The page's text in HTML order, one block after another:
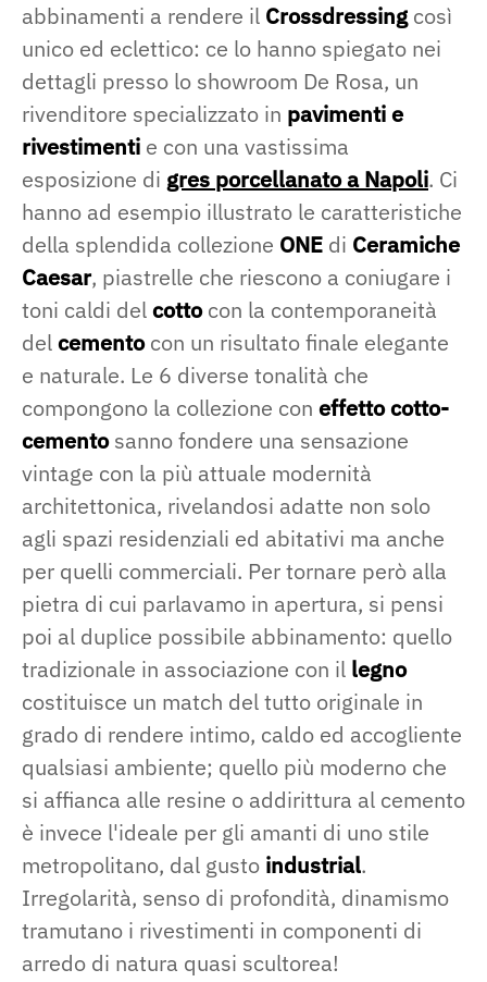
abbinamenti a rendere il Crossdressingcosì
unico ed eclettico: ce lo hanno spiegato nei
dettagli presso lo showroom De Rosa, un
rivenditore specializzato in pavimenti e
rivestimenti e con una vastissima
esposizione di gres porcellanato a Napoli. Ci
hanno ad esempio illustrato le caratteristiche
della splendida collezione ONE di Ceramiche
Caesar, piastrelle che riescono a coniugare i
toni caldi delcottocon la contemporaneità
delcementocon un risultato finale elegante
e naturale. Le 6 diverse tonalità che
compongono la collezione con effetto cotto-
cementosanno fondere una sensazione
vintage con la più attuale modernità
architettonica, rivelandosi adatte non solo
agli spazi residenziali ed abitativi ma anche
per quelli commerciali. Per tornare però alla
pietra di cui parlavamo in apertura, si pensi
poi al duplice possibile abbinamento: quello
tradizionale in associazione con il legno
costituisce un match del tutto originale in
grado di rendere intimo, caldo ed accogliente
qualsiasi ambiente; quello più moderno che
si affianca alle resine o addirittura al cemento
è invece l'ideale per gli amanti di uno stile
metropolitano, dal gusto industrial.
Irregolarità, senso di profondità, dinamismo
tramutano i rivestimenti in componenti di
arredo di natura quasi scultorea!